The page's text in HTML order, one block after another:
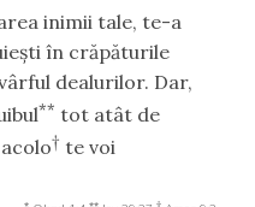
inimii tale, te-a
în crăpăturile
dealurilor. Dar,
** tot atât de
† te voi
* ** †